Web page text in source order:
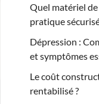
Quel matériel
pratique
Dépression :
et symptômes
Le coût
rentabilisé ?